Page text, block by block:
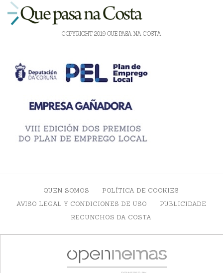
COPYRIGHT 2019 QUE PASA NA COSTA
QUEN SOMOS
POLÍTICA DE COOKIES
AVISO LEGAL Y CONDICIONES DE USO
PUBLICIDADE
RECUNCHOS DA COSTA